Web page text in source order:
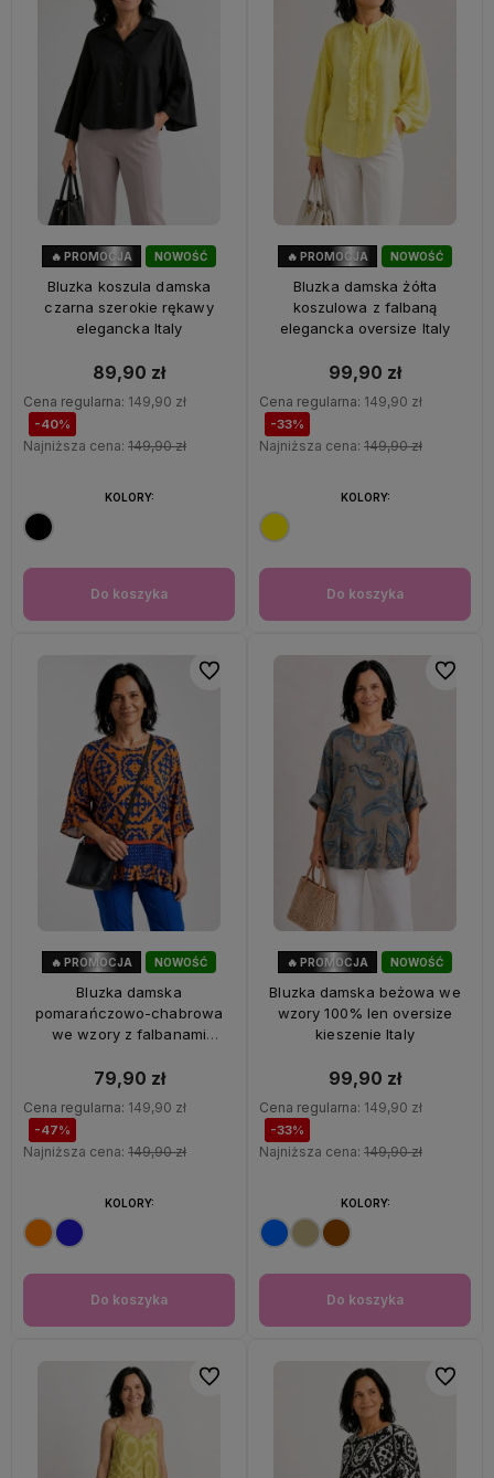
NOWOŚĆ
🔥 PROMOCJA
Bluzka koszula damska
czarna szerokie rękawy
elegancka Italy
89,90 zł
Cena regularna: 149,90 zł
-40%
Najniższa cena: 149,90 zł
Do koszyka
KOLORY:
NOWOŚĆ
OKAZJA
🔥 PROMOCJA
Bluzka damska żółta
koszulowa z falbaną
elegancka oversize Italy
99,90 zł
Cena regularna: 149,90 zł
-33%
Najniższa cena: 149,90 zł
Do koszyka
KOLORY:
NOWOŚĆ
🔥 PROMOCJA
Bluzka damska
pomarańczowo-chabrowa
we wzory z falbanami
79,90 zł
Cena regularna: 149,90 zł
-47%
Najniższa cena: 149,90 zł
Do koszyka
KOLORY:
Do ulubionych
NOWOŚĆ
OKAZJA
🔥 PROMOCJA
Bluzka damska beżowa we
wzory 100% len oversize
kieszenie Italy
99,90 zł
Cena regularna: 149,90 zł
-33%
Najniższa cena: 149,90 zł
Do koszyka
KOLORY:
Do
Do ulubionych Do